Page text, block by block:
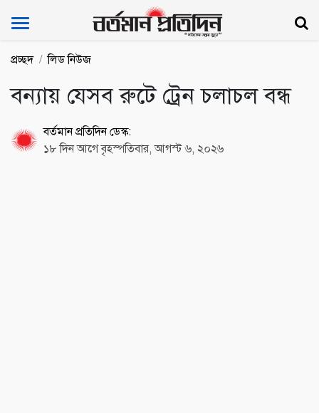
Bartoman Protidin
প্রচ্ছদ লিড নিউজ
বন্যায় যেসব রুটে ট্রেন চলাচল বন্ধ
বর্তমান প্রতিদিন ডেস্ক:
১৮ দিন আগে বৃহস্পতিবার, আগস্ট ৬, ২০২৬